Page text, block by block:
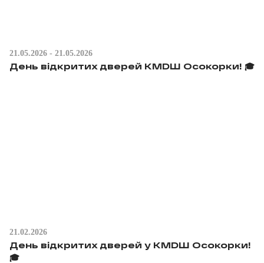
21.05.2026 - 21.05.2026
День відкритих дверей KMDШ Осокорки! 🎓
21.02.2026
День відкритих дверей у КМDШ Осокорки!
🎓